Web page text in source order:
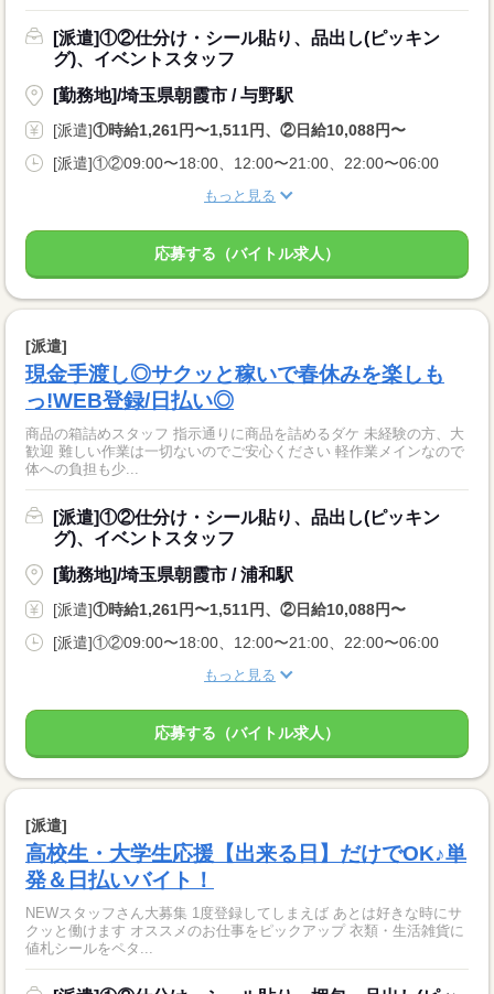
[派遣]①②仕分け・シール貼り、品出し(ピッキン
グ)、イベントスタッフ
[勤務地]/埼玉県朝霞市 / 与野駅
[派遣]①時給1,261円〜1,511円、②日給10,088円〜
[派遣]①②09:00〜18:00、12:00〜21:00、22:00〜06:00
もっと見る
応募する（バイトル求人）
[派遣]
現金手渡し◎サクッと稼いで春休みを楽しも
っ!WEB登録/日払い◎
商品の箱詰めスタッフ 指示通りに商品を詰めるダケ 未経験の方、大
歓迎 難しい作業は一切ないのでご安心ください 軽作業メインなので
体への負担も少...
[派遣]①②仕分け・シール貼り、品出し(ピッキン
グ)、イベントスタッフ
[勤務地]/埼玉県朝霞市 / 浦和駅
[派遣]①時給1,261円〜1,511円、②日給10,088円〜
[派遣]①②09:00〜18:00、12:00〜21:00、22:00〜06:00
もっと見る
応募する（バイトル求人）
[派遣]
高校生・大学生応援【出来る日】だけでOK♪単
発＆日払いバイト！
NEWスタッフさん大募集 1度登録してしまえば あとは好きな時にサ
クッと働けます オススメのお仕事をピックアップ 衣類・生活雑貨に
値札シールをペタ...